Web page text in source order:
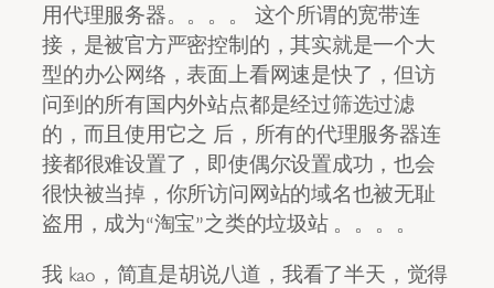
用代理服务器。。。。 这个所谓的宽带连
接，是被官方严密控制的，其实就是一个大
型的办公网络，表面上看网速是快了，但访
问到的所有国内外站点都是经过筛选过滤
的，而且使用它之 后，所有的代理服务器连
接都很难设置了，即使偶尔设置成功，也会
很快被当掉，你所访问网站的域名也被无耻
盗用，成为“淘宝”之类的垃圾站 。。。。
我 kao，简直是胡说八道，我看了半天，觉得